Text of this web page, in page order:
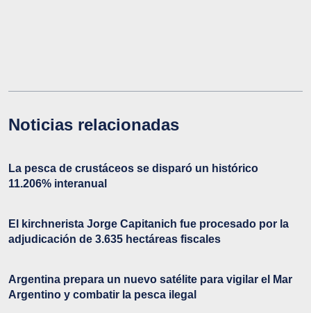
Noticias relacionadas
La pesca de crustáceos se disparó un histórico
11.206% interanual
El kirchnerista Jorge Capitanich fue procesado por la
adjudicación de 3.635 hectáreas fiscales
Argentina prepara un nuevo satélite para vigilar el Mar
Argentino y combatir la pesca ilegal